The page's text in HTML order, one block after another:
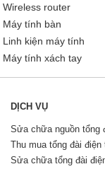
Wireless router
Máy tính bàn
Linh kiện máy tính
Máy tính xách tay
DỊCH VỤ
Sửa chữa nguồn tổng
Thu mua tổng đài điện
Sửa chữa tổng đài